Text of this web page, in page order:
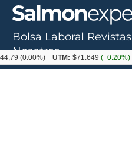
Bolsa Laboral Revistas
Nosotros
UTM: $71.649(+0.20%) Dólar: